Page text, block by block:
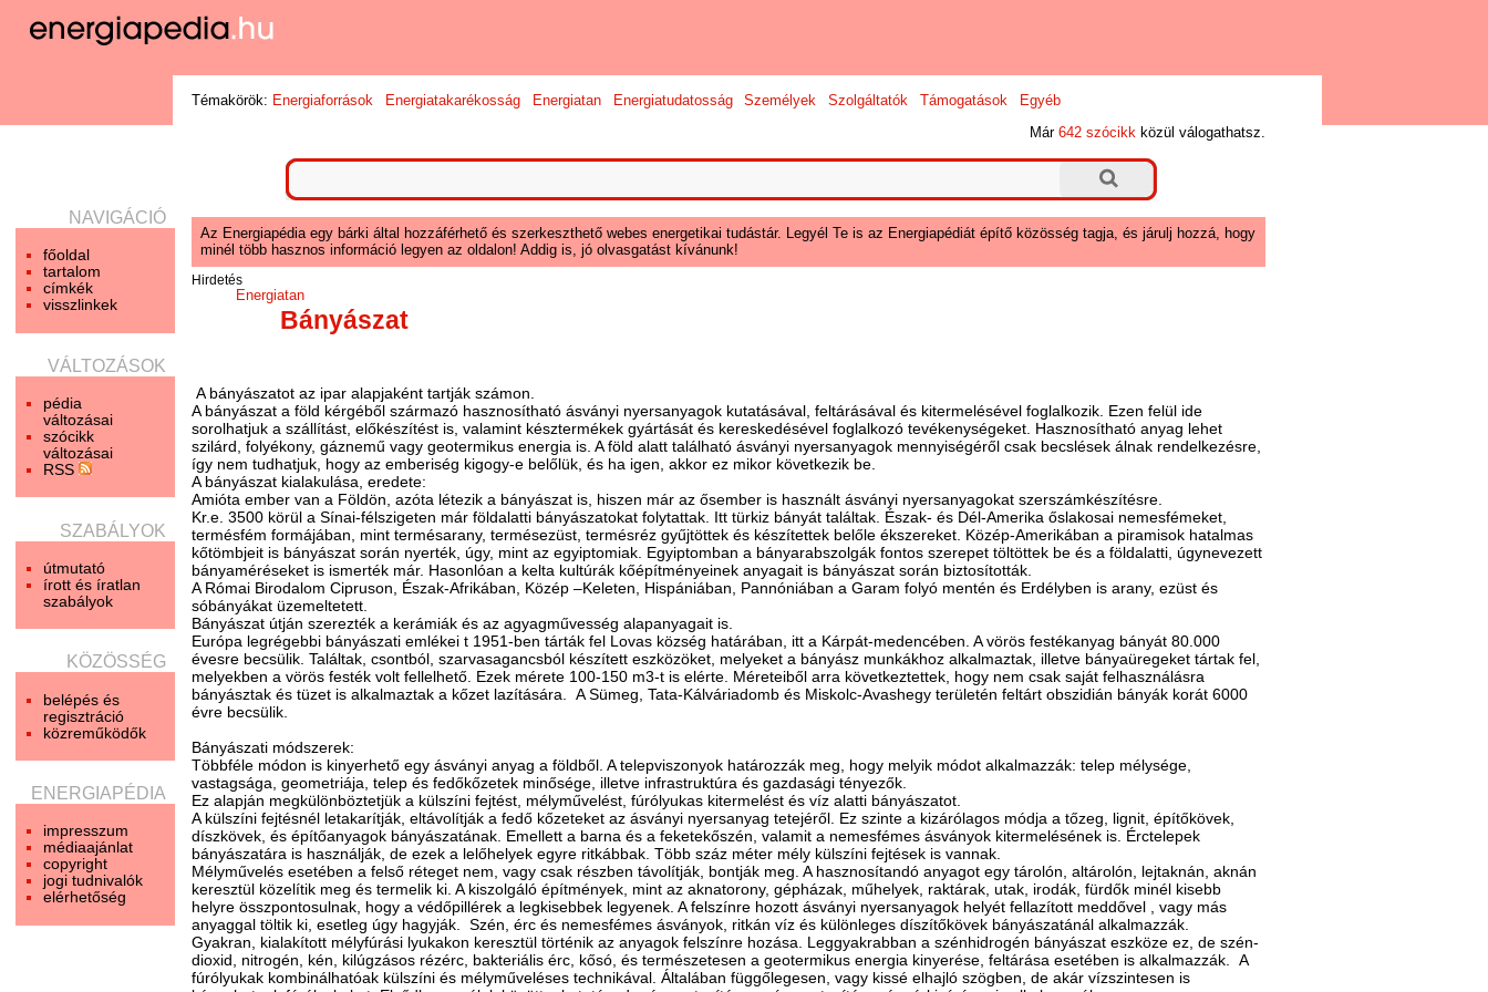
NAVIGÁCIÓ
főoldal
tartalom
címkék
visszlinkek
VÁLTOZÁSOK
pédia
változásai
szócikk
változásai
RSS
SZABÁLYOK
útmutató
írott és íratlan
szabályok
KÖZÖSSÉG
belépés és
regisztráció
közreműködők
ENERGIAPÉDIA
impresszum
médiaajánlat
copyright
jogi tudnivalók
elérhetőség
Témakörök: Energiaforrások Energiatakarékosság Energiatan Energiatudatosság Személyek Szolgáltatók Támogatások
Egyéb
Már642 szócikk közül válogathatsz.
Az Energiapédia egy bárki által hozzáférhető és szerkeszthető webes energetikai tudástár. Legyél Te is az Energiapédiát építő közösség tagja, és járulj hozzá, hogy
minél több hasznos információ legyen az oldalon! Addig is, jó olvasgatást kívánunk!
Hirdetés
Energiatan
Bányászat
A bányászatot az ipar alapjaként tartják számon.
A bányászat a föld kérgéből származó hasznosítható ásványi nyersanyagok kutatásával, feltárásával és kitermelésével foglalkozik. Ezen felül ide
sorolhatjuk a szállítást, előkészítést is, valamint késztermékek gyártását és kereskedésével foglalkozó tevékenységeket. Hasznosítható anyag lehet
szilárd, folyékony, gáznemű vagy geotermikus energia is. A föld alatt található ásványi nyersanyagok mennyiségéről csak becslések álnak rendelkezésre,
így nem tudhatjuk, hogy az emberiség kigogy-e belőlük, és ha igen, akkor ez mikor következik be.
A bányászat kialakulása, eredete:
Amióta ember van a Földön, azóta létezik a bányászat is, hiszen már az ősember is használt ásványi nyersanyagokat szerszámkészítésre.
Kr.e. 3500 körül a Sínai-félszigeten már földalatti bányászatokat folytattak. Itt türkiz bányát találtak. Észak- és Dél-Amerika őslakosai nemesfémeket,
termésfém formájában, mint termésarany, termésezüst, termésréz gyűjtöttek és készítettek belőle ékszereket. Közép-Amerikában a piramisok hatalmas
kőtömbjeit is bányászat során nyerték, úgy, mint az egyiptomiak. Egyiptomban a bányarabszolgák fontos szerepet töltöttek be és a földalatti, úgynevezett
bányaméréseket is ismerték már. Hasonlóan a kelta kultúrák kőépítményeinek anyagait is bányászat során biztosították.
A Római Birodalom Cipruson, Észak-Afrikában, Közép –Keleten, Hispániában, Pannóniában a Garam folyó mentén és Erdélyben is arany, ezüst és
sóbányákat üzemeltetett.
Bányászat útján szerezték a kerámiák és az agyagművesség alapanyagait is.
Európa legrégebbi bányászati emlékei t 1951-ben tárták fel Lovas község határában, itt a Kárpát-medencében. A vörös festékanyag bányát 80.000
évesre becsülik. Találtak, csontból, szarvasagancsból készített eszközöket, melyeket a bányász munkákhoz alkalmaztak, illetve bányaüregeket tártak fel,
melyekben a vörös festék volt fellelhető. Ezek mérete 100-150 m3-t is elérte. Méreteiből arra következtettek, hogy nem csak saját felhasználásra
bányásztak és tüzet is alkalmaztak a kőzet lazítására. A Sümeg, Tata-Kálváriadomb és Miskolc-Avashegy területén feltárt obszidián bányák korát 6000
évre becsülik.
Bányászati módszerek:
Többféle módon is kinyerhető egy ásványi anyag a földből. A telepviszonyok határozzák meg, hogy melyik módot alkalmazzák: telep mélysége,
vastagsága, geometriája, telep és fedőkőzetek minősége, illetve infrastruktúra és gazdasági tényezők.
Ez alapján megkülönböztetjük a külszíni fejtést, mélyművelést, fúrólyukas kitermelést és víz alatti bányászatot.
A külszíni fejtésnél letakarítják, eltávolítják a fedő kőzeteket az ásványi nyersanyag tetejéről. Ez szinte a kizárólagos módja a tőzeg, lignit, építőkövek,
díszkövek, és építőanyagok bányászatának. Emellett a barna és a feketekőszén, valamit a nemesfémes ásványok kitermelésének is. Érctelepek
bányászatára is használják, de ezek a lelőhelyek egyre ritkábbak. Több száz méter mély külszíni fejtések is vannak.
Mélyművelés esetében a felső réteget nem, vagy csak részben távolítják, bontják meg. A hasznosítandó anyagot egy tárolón, altárolón, lejtaknán, aknán
keresztül közelítik meg és termelik ki. A kiszolgáló építmények, mint az aknatorony, gépházak, műhelyek, raktárak, utak, irodák, fürdők minél kisebb
helyre összpontosulnak, hogy a védőpillérek a legkisebbek legyenek. A felszínre hozott ásványi nyersanyagok helyét fellazított meddővel , vagy más
anyaggal töltik ki, esetleg úgy hagyják. Szén, érc és nemesfémes ásványok, ritkán víz és különleges díszítőkövek bányászatánál alkalmazzák.
Gyakran, kialakított mélyfúrási lyukakon keresztül történik az anyagok felszínre hozása. Leggyakrabban a szénhidrogén bányászat eszköze ez, de szén-
dioxid, nitrogén, kén, kilúgzásos rézérc, bakteriális érc, kősó, és természetesen a geotermikus energia kinyerése, feltárása esetében is alkalmazzák. A
fúrólyukak kombinálhatóak külszíni és mélyműveléses technikával. Általában függőlegesen, vagy kissé elhajló szögben, de akár vízszintesen is